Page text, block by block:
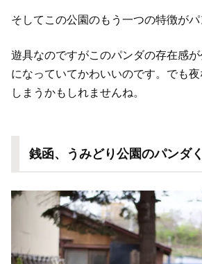
そしてこの公園のもう一つの特徴がパ
遊具なのですがこのパンダの存在感
になっていてかわいいのです。でも
しまうかもしれませんね。
銭函、うみどり公園のパンダ